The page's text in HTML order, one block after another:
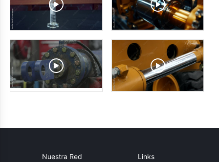
Nuestra Red Links